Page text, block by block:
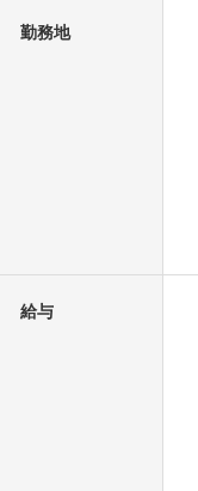
勤務地
給与